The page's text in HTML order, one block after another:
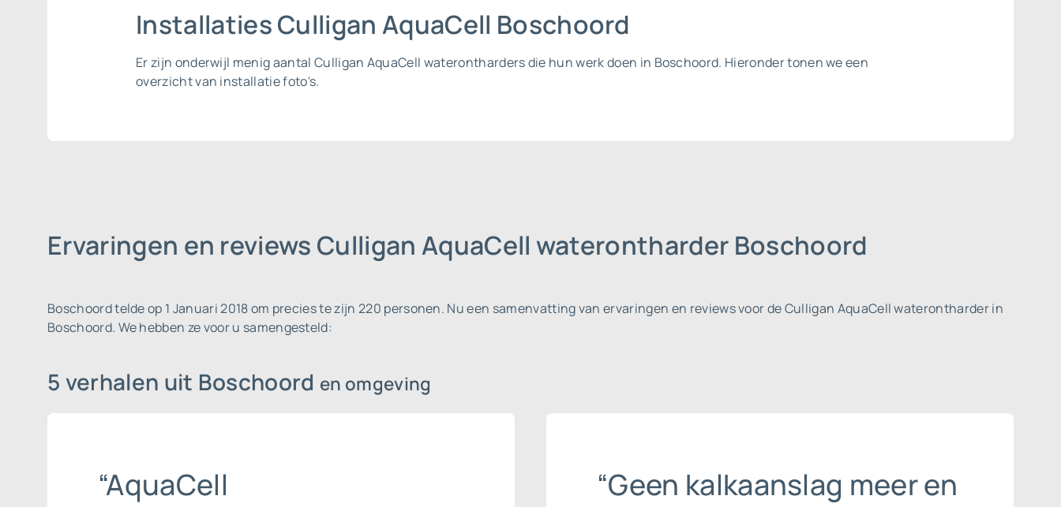
Installaties Culligan AquaCell Boschoord
Er zijn onderwijl menig aantal Culligan AquaCell waterontharders die hun werk doen in Boschoord. Hieronder tonen we een
overzicht van installatie foto's.
Ervaringen en reviews Culligan AquaCell waterontharder Boschoord
Boschoord telde op 1 Januari 2018 om precies te zijn 220 personen. Nu een samenvatting van ervaringen en reviews voor de Culligan AquaCell waterontharder in
Boschoord. We hebben ze voor u samengesteld:
5 verhalen uit Boschoord en omgeving
“AquaCell
“Geen kalkaanslag meer en